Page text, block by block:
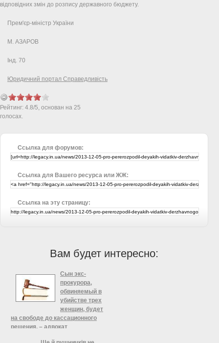
відповідних змін до розпису державного бюджету.
Прем'єр-міністр України
М. АЗАРОВ
Інд. 70
Юридичний портал Справедливість
Рейтинг: 4.8/5, основан на 25
голосах.
Ссылка для форумов:
Ссылка для Вашего ресурса или ЖЖ:
Ссылка на эту страницу:
Вам будет интересно:
Сын экс-
прокурора,
обвиняемый в
убийстве трех
женщин, будет
на свободе до кассационного
решения, – адвокат
Сын экс-прокурора Жовтневого